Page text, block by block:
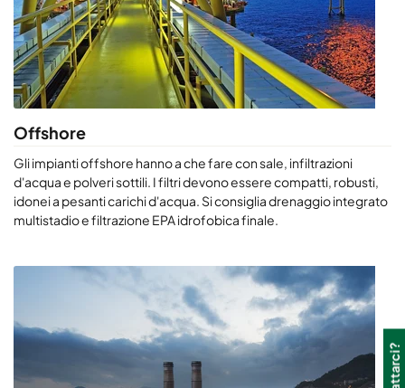
Offshore
Gli impianti offshore hanno a che fare con sale, infiltrazioni
d'acqua e polveri sottili. I filtri devono essere compatti, robusti,
idonei a pesanti carichi d'acqua. Si consiglia drenaggio integrato
multistadio e filtrazione EPA idrofobica finale.